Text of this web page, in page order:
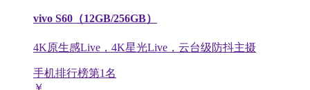
vivo S60（12GB/256GB）
4K原生感Live，4K星光Live，云台级防抖主摄
手机排行榜第1名